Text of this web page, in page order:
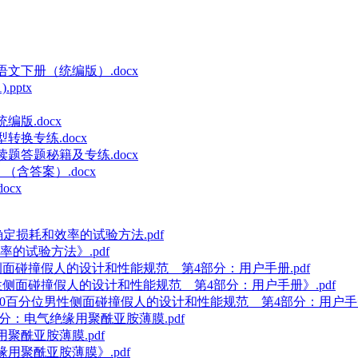
文下册（统编版）.docx
编版.docx
转换专练.docx
题答题秘籍及专练.docx
含答案）.docx
损耗和效率的试验方法.pdf
的试验方法》.pdf
碰撞假人的设计和性能规范 第4部分：用户手册.pdf
面碰撞假人的设计和性能规范 第4部分：用户手册》.pdf
百分位男性侧面碰撞假人的设计和性能规范 第4部分：用户
：电气绝缘用聚酰亚胺薄膜.pdf
聚酰亚胺薄膜.pdf
用聚酰亚胺薄膜》.pdf